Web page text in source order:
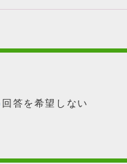
回答を希望しない